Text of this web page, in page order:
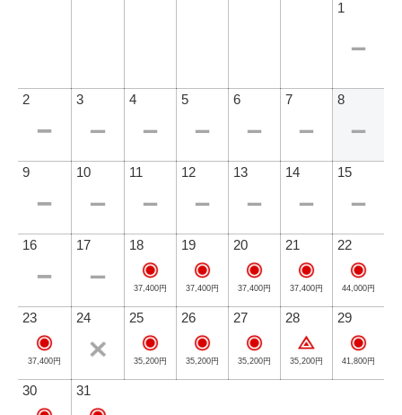
（夕食）鳥取和牛入りビーフシチュー イメージ
1
2 3 4 5 6 7 8
9 10 11 12 13 14 15
16 17 18
37,400円
19
37,400円
20
37,400円
21
37,400円
22
44,000円
23
37,400円
24 25
35,200円
26
35,200円
27
35,200円
28
35,200円
29
41,800円
30 31